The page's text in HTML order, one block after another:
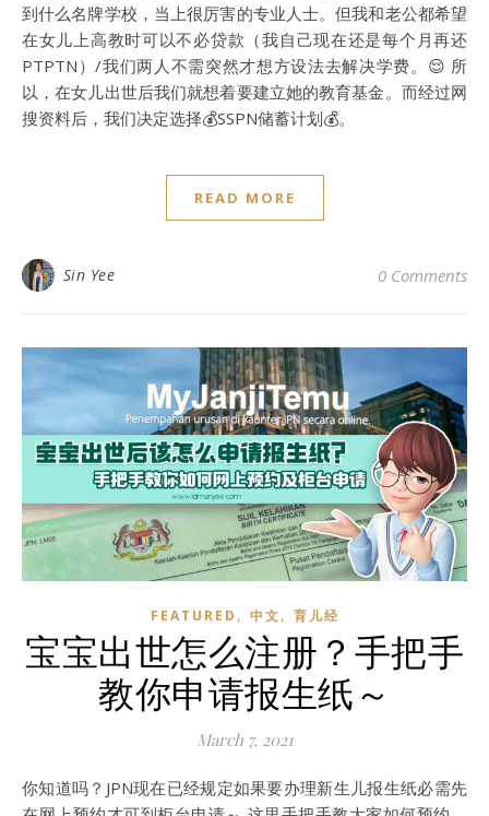
到什么名牌学校，当上很厉害的专业人士。但我和老公都希望
在女儿上高教时可以不必贷款（我自己现在还是每个月再还
PTPTN）/我们两人不需突然才想方设法去解决学费。😌 所
以，在女儿出世后我们就想着要建立她的教育基金。而经过网
搜资料后，我们决定选择💰SSPN储蓄计划💰。
READ MORE
Sin Yee 0 Comments
FEATURED , 中文, 育儿经
宝宝出世怎么注册？手把手
教你申请报生纸～
March 7, 2021
你知道吗？JPN现在已经规定如果要办理新生儿报生纸必需先